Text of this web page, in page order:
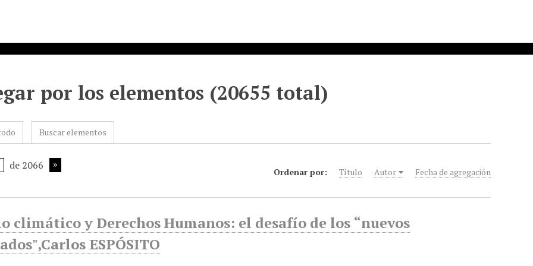
por los elementos (20655 total)
Buscar elementos
de 2066
Ordenar por: Título Autor Fecha de agregación
climático y Derechos Humanos: el desafío de los “nuevos
ESPÓSITO